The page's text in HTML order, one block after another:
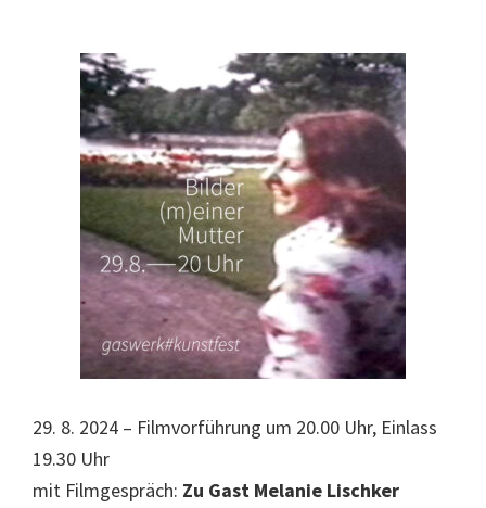
29. 8. 2024 – Filmvorführung um 20.00 Uhr, Einlass
19.30 Uhr
mit Filmgespräch: Zu Gast Melanie Lischker